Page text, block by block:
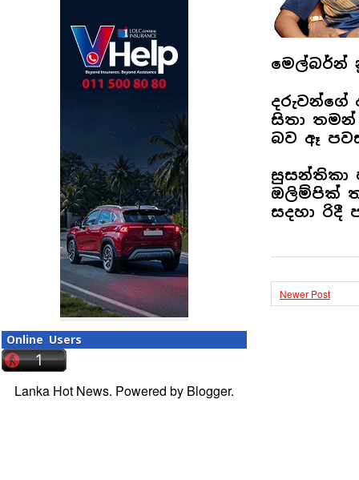
Online Users
Lanka Hot News. Powered by Blogger.
මෙල්බර්න්
දරුවන්ගේ
සිතා
බව ඈ
සුසන්තිකා
ඔලිම්පික්
සදහා රිදී
Newer Post